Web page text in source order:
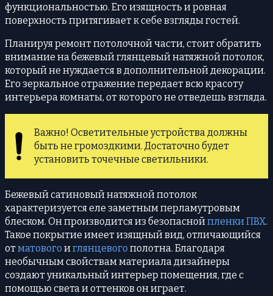
функциональностью. Его изящность и ровная
поверхность притягивает к себе взгляды гостей.
Планируя ремонт потолочной части, стоит обратить
внимание на бежевый глянцевый натяжной потолок,
который не нуждается в дополнительной декорации.
Его зеркальное отражение передает всю красоту
интерьера комнаты, от которого не отведешь взгляда.
Важно! Осветительные устройства должны
быть не громоздкими. Достаточно будет
установить точечные светильники.
Бежевый сатиновый натяжной потолок
характеризуется еле заметным перламутровым
блеском. Он производится из безопаснойпленки ПВХ.
Такое покрытие имеет изящный вид, отличающийся
отматового иглянцевого полотна. Благодаря
необычным свойствам материала дизайнеры
создают уникальный интерьер помещения, где с
помощью света и оттенков он играет.